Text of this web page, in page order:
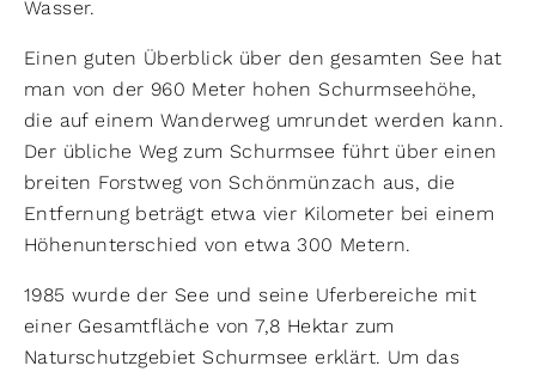
Wasser.
Einen guten Überblick über den gesamten See hat
man von der 960 Meter hohen Schurmseehöhe,
die auf einem Wanderweg umrundet werden kann.
Der übliche Weg zum Schurmsee führt über einen
breiten Forstweg von Schönmünzach aus, die
Entfernung beträgt etwa vier Kilometer bei einem
Höhenunterschied von etwa 300 Metern.
1985 wurde der See und seine Uferbereiche mit
einer Gesamtfläche von 7,8 Hektar zum
Naturschutzgebiet Schurmsee erklärt. Um das